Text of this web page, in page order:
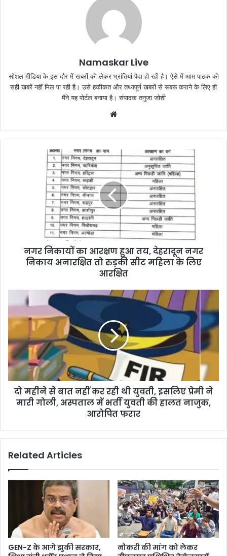
Namaskar Live
सोशल मीडिया के इस दौर में खबरों को लेकर भ्रांतियां पैदा हो रही है। ऐसे में आम पाठक को
सही खबरें नहीं मिल पा रही है। उसे हकीकत और तथ्यपूर्ण खबरों से रूबरू कराने के लिए ही
मैंने यह पोर्टल बनाया है। संपादक तनुजा जोशी
b
s
i
e
नगर निकायों का आरक्षण हुआ तय, देहरादून नगर
निकाय अनारक्षित तो रुड़की सीट महिला के लिए
आरक्षित
दो महीने से बात नहीं कर रही थी युवती, इसलिए प्रेमी ने
मारी गोली, अस्पताल में भर्ती युवती की हालत नाजुक,
आरोपित फरार
Related Articles
GEN-Z के आगे झुकी सरकार,
नौकरी की मांग को लेकर